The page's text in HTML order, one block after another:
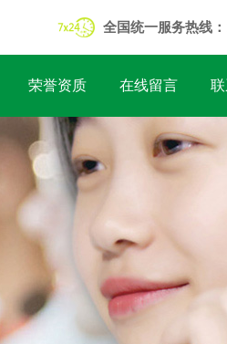
全国统一服务热线
荣誉资质 在线留言